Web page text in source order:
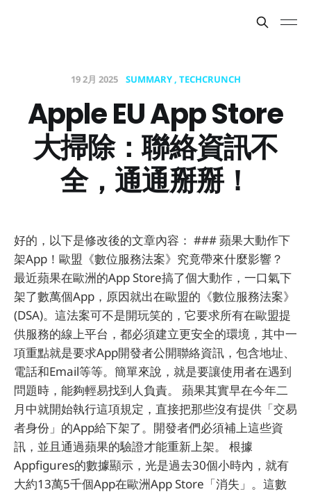
19 2月 2025 SUMMARY TECHCRUNCH
Apple EU App Store
大掃除：聯絡資訊不
全，通通掰掰！
好的，以下是修改後的文章內容： ### 蘋果大動作下
架App！歐盟《數位服務法案》究竟帶來什麼影響？
最近蘋果在歐洲的App Store搞了個大動作，一口氣下
架了數萬個App，原因就出在歐盟的《數位服務法案》
(DSA)。這法案可不是開玩笑的，它要求所有在歐盟提
供服務的線上平台，都必須建立更安全的環境，其中一
項重點就是要求App開發者公開聯絡資訊，包含地址、
電話和Email等等。簡單來說，就是要讓使用者在遇到
問題時，能夠輕易找到人負責。 蘋果其實早在今年二
月中就開始執行這項規定，直接把那些沒有提供「交易
者身份」的App給下架了。開發者們必須補上這些資
訊，並且通過蘋果的驗證才能重新上架。 根據
Appfigures的數據顯示，光是過去30個小時內，就有
大約13萬5千個App在歐洲App Store「消失」。這數